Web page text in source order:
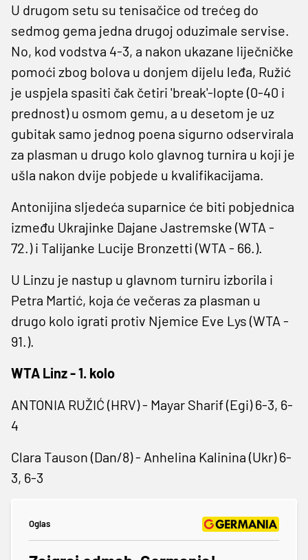
U drugom setu su tenisačice od trećeg do
sedmog gema jedna drugoj oduzimale servise.
No, kod vodstva 4-3, a nakon ukazane liječničke
pomoći zbog bolova u donjem dijelu leđa, Ružić
je uspjela spasiti čak četiri 'break'-lopte (0-40 i
prednost) u osmom gemu, a u desetom je uz
gubitak samo jednog poena sigurno odservirala
za plasman u drugo kolo glavnog turnira u koji je
ušla nakon dvije pobjede u kvalifikacijama.
Antonijina sljedeća suparnice će biti pobjednica
između Ukrajinke Dajane Jastremske (WTA -
72.) i Talijanke Lucije Bronzetti (WTA - 66.).
U Linzu je nastup u glavnom turniru izborila i
Petra Martić, koja će večeras za plasman u
drugo kolo igrati protiv Njemice Eve Lys (WTA -
91.).
WTA Linz - 1. kolo
ANTONIA RUŽIĆ (HRV) - Mayar Sharif (Egi) 6-3, 6-
4
Clara Tauson (Dan/8) - Anhelina Kalinina (Ukr) 6-
3, 6-3
Oglas